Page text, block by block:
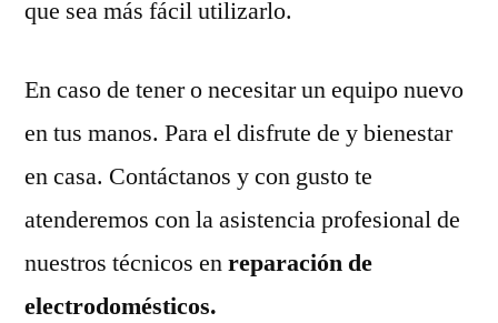
que sea más fácil utilizarlo.
En caso de tener o necesitar un equipo nuevo
en tus manos. Para el disfrute de y bienestar
en casa. Contáctanos y con gusto te
atenderemos con la asistencia profesional de
nuestros técnicos enreparación de
electrodomésticos.